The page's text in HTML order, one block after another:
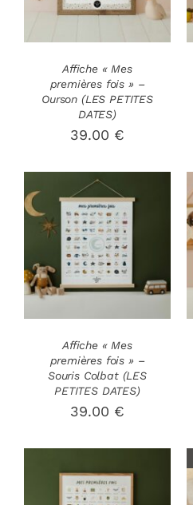
Affiche « Mes
premières fois » –
Ourson (LES PETITES
DATES)
39.00 €
AJOUTER AU
PANIER
/
DÉTAILS
Affiche « Mes
premières fois » –
Souris Colbat (LES
PETITES DATES)
39.00 €